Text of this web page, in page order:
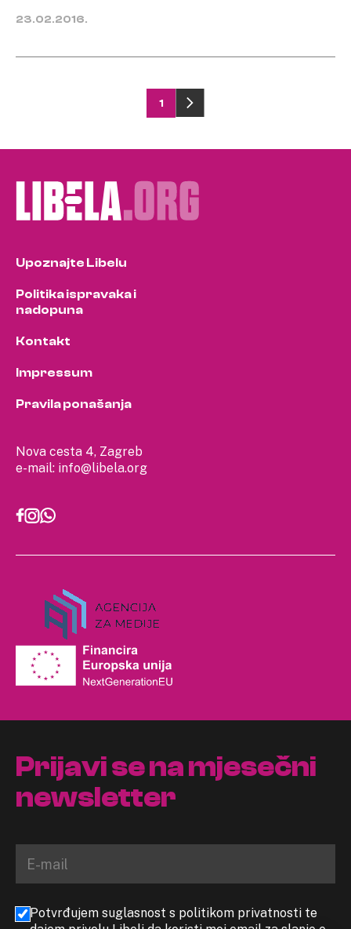
23.02.2016.
pagination
1
Nova cesta 4, Zagreb
e-mail: info@libela.org
Upoznajte Libelu
Politika ispravaka i
nadopuna
Kontakt
Impressum
Pravila ponašanja
Prijavi se na mjesečni
newsletter
Potvrđujem suglasnost s politikom privatnosti te